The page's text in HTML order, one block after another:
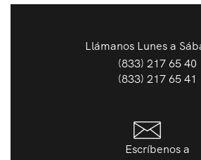
Llámanos Lunes a
(833) 217 65 40
(833) 217 65 41
Escríbenos a